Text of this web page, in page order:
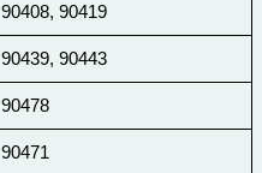
90408, 90419
90439, 90443
90478
90471